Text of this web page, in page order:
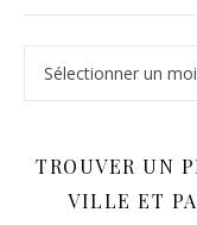
TROUVER UN
VILLE ET